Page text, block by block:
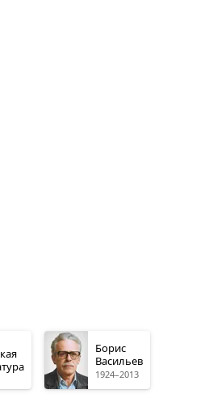
Борис
Васильев
1924–2013